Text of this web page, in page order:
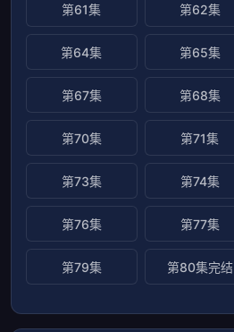
第61集 第62集
第64集 第65集
第67集 第68集
第70集 第71集
第73集 第74集
第76集 第77集
第79集 第80集完结